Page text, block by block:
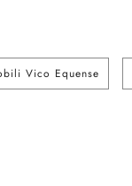
Vico Equense